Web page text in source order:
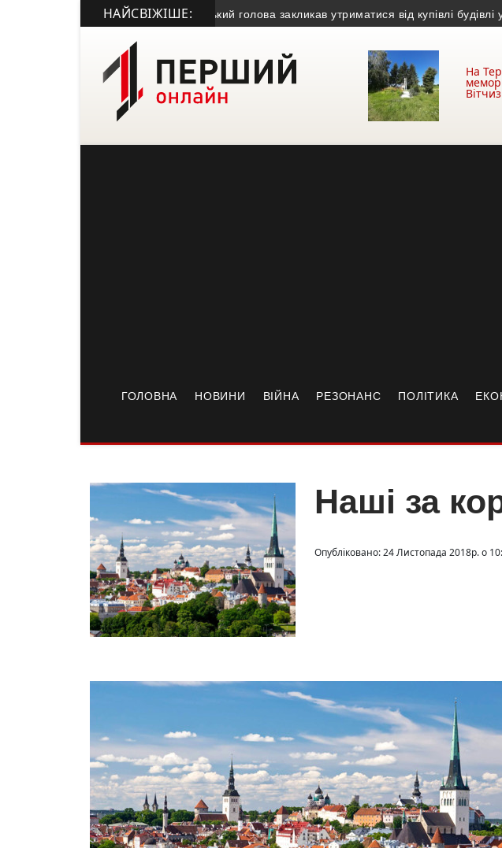
НАЙСВІЖІШЕ:
за крадіжку газу • Міський голова закликав утриматися від купівлі будівлі у
На
ГОЛОВНА НОВИНИ ВІЙНА РЕЗОНАНС ПОЛІТИКА
Наші за
Опубліковано: 24 Листопада 2018р. о